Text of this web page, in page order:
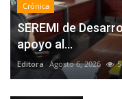
Crónica
SEREMI de
apoyo al...
Editora Agosto 6, 2026